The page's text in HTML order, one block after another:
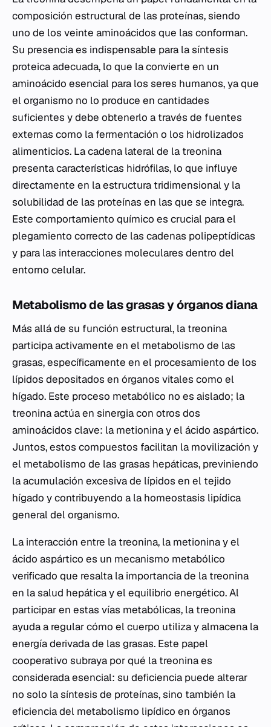
composición estructural de las proteínas, siendo
uno de los veinte aminoácidos que las conforman.
Su presencia es indispensable para la síntesis
proteica adecuada, lo que la convierte en un
aminoácido esencial para los seres humanos, ya que
el organismo no lo produce en cantidades
suficientes y debe obtenerlo a través de fuentes
externas como la fermentación o los hidrolizados
alimenticios. La cadena lateral de la treonina
presenta características hidrófilas, lo que influye
directamente en la estructura tridimensional y la
solubilidad de las proteínas en las que se integra.
Este comportamiento químico es crucial para el
plegamiento correcto de las cadenas polipeptídicas
y para las interacciones moleculares dentro del
entorno celular.
Metabolismo de las grasas y órganos diana
Más allá de su función estructural, la treonina
participa activamente en el metabolismo de las
grasas, específicamente en el procesamiento de los
lípidos depositados en órganos vitales como el
hígado. Este proceso metabólico no es aislado; la
treonina actúa en sinergia con otros dos
aminoácidos clave: la metionina y el ácido aspártico.
Juntos, estos compuestos facilitan la movilización y
el metabolismo de las grasas hepáticas, previniendo
la acumulación excesiva de lípidos en el tejido
hígado y contribuyendo a la homeostasis lipídica
general del organismo.
La interacción entre la treonina, la metionina y el
ácido aspártico es un mecanismo metabólico
verificado que resalta la importancia de la treonina
en la salud hepática y el equilibrio energético. Al
participar en estas vías metabólicas, la treonina
ayuda a regular cómo el cuerpo utiliza y almacena la
energía derivada de las grasas. Este papel
cooperativo subraya por qué la treonina es
considerada esencial: su deficiencia puede alterar
no solo la síntesis de proteínas, sino también la
eficiencia del metabolismo lipídico en órganos